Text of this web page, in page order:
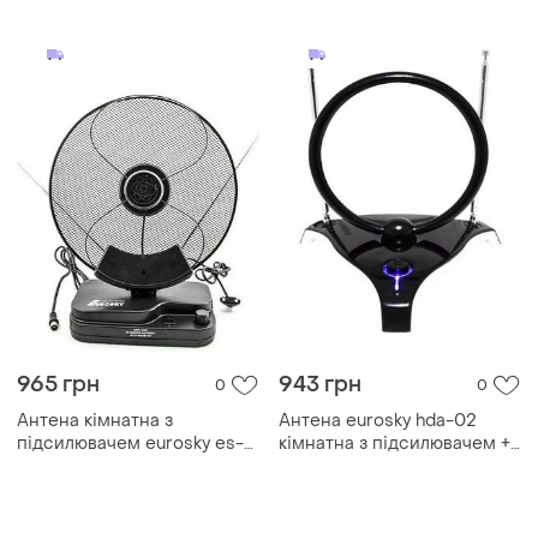
965 грн 0
Антена кімнатна з
підсилювачем eurosky es-
943 грн 0
Антена eurosky hda-02
кімнатна з підсилювачем +